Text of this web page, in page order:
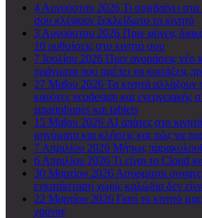
4 Αυγούστου 2026 Τι συμβαίνει
σου κλέψουν ξεκλείδωτο το κινητό
3 Αυγούστου 2026 Πριν φύγεις
10 ρυθμίσεις στο κινητό σου
7 Ιουλίου 2026 Πριν αγοράσεις νέο
πράγματα που πρέπει να κοιτάξεις
27 Μαΐου 2026 Τα κινητά αλλάζουν
κανόνες ecodesign και ενεργειακής
smartphones και tablets
15 Μαΐου 2026 AI απάτες στο
μηνύματα και κλήσεις και πώς να
7 Απριλίου 2026 Μήπως
6 Απριλίου 2026 Τι είναι το Cloud
30 Μαρτίου 2026 Ασύρματοι
εγκατάσταση χωρίς καλώδια δεν
22 Μαρτίου 2026 Γιατί το κινητό
χρόνια;